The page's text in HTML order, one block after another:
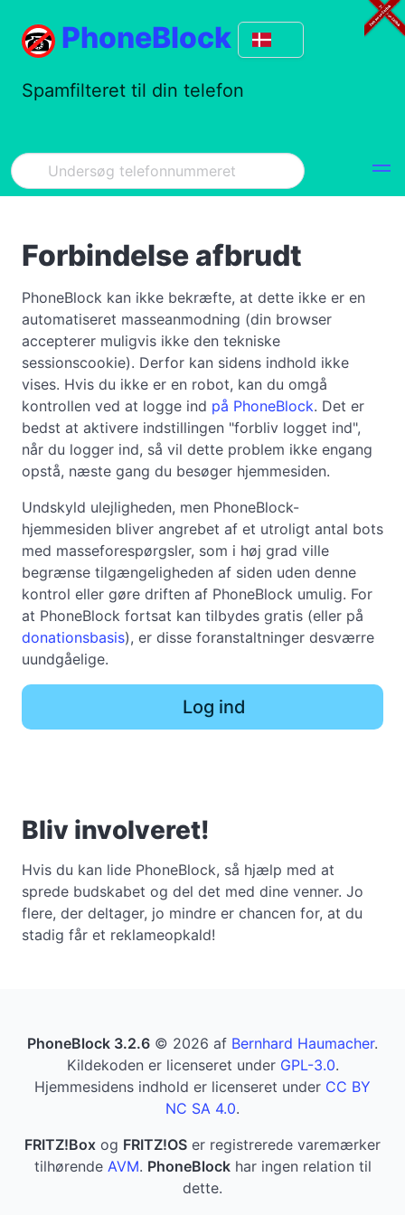
PhoneBlock
Spamfilteret til din telefon
Forbindelse afbrudt
PhoneBlock kan ikke bekræfte, at dette ikke er en
automatiseret masseanmodning (din browser
accepterer muligvis ikke den tekniske
sessionscookie). Derfor kan sidens indhold ikke
vises. Hvis du ikke er en robot, kan du omgå
kontrollen ved at logge ind på PhoneBlock. Det er
bedst at aktivere indstillingen "forbliv logget ind",
når du logger ind, så vil dette problem ikke engang
opstå, næste gang du besøger hjemmesiden.
Undskyld ulejligheden, men PhoneBlock-
hjemmesiden bliver angrebet af et utroligt antal bots
med masseforespørgsler, som i høj grad ville
begrænse tilgængeligheden af siden uden denne
kontrol eller gøre driften af PhoneBlock umulig. For
at PhoneBlock fortsat kan tilbydes gratis (eller på
donationsbasis), er disse foranstaltninger desværre
uundgåelige.
Log ind
Bliv involveret!
Hvis du kan lide PhoneBlock, så hjælp med at
sprede budskabet og del det med dine venner. Jo
flere, der deltager, jo mindre er chancen for, at du
stadig får et reklameopkald!
PhoneBlock 3.2.6 © 2026 af Bernhard Haumacher.
Kildekoden er licenseret under GPL-3.0.
Hjemmesidens indhold er licenseret under CC BY
NC SA 4.0.
FRITZ!Box og FRITZ!OS er registrerede varemærker
tilhørende AVM. PhoneBlockhar ingen relation til
dette.